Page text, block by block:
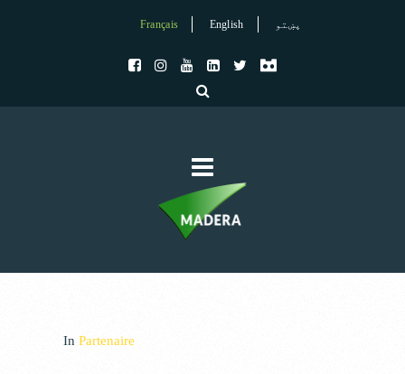
Français English پښتو
In Partenaire